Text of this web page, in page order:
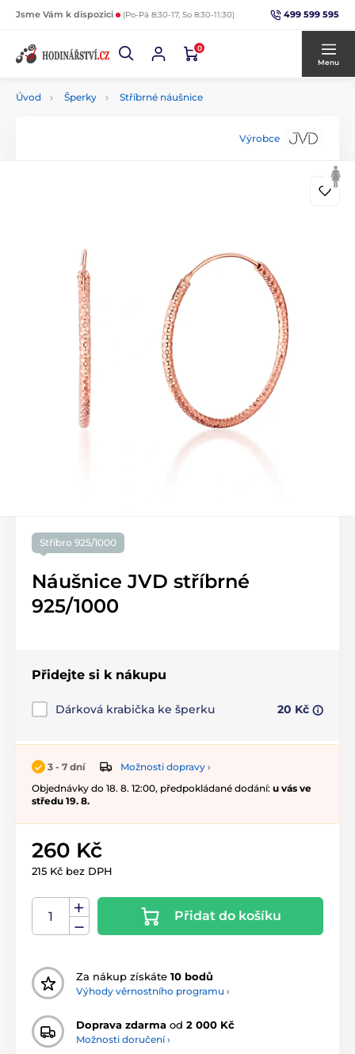
Jsme Vám k dispozici (Po-Pá 8:30-17, So 8:30-11:30) 499 599 595
0
Menu
Úvod Šperky Stříbrné náušnice
Výrobce
Stříbro 925/1000
Náušnice JVD stříbrné
925/1000
Přidejte si k nákupu
Dárková krabička ke šperku 20 Kč
3 - 7 dní
Možnosti dopravy ›
Objednávky do 18. 8. 12:00, předpokládané dodání: u vás ve
středu 19. 8.
260 Kč
215 Kč bez DPH
Přidat do košíku
Za nákup získáte 10 bodů
Výhody věrnostního programu ›
Doprava zdarma od 2 000 Kč
Možnosti doručení ›